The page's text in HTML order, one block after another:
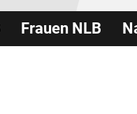
Frauen NLB